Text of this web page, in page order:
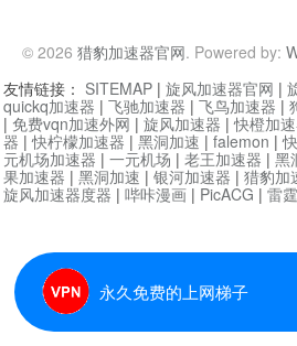
© 2026 猎豹加速器官网. Powered by:
永久免费的上网梯子
友情链接： SITEMAP | 旋风加速器官网 |
quickq加速器 | 飞驰加速器 | 飞鸟加速器 |
| 免费vqn加速外网 | 旋风加速器 |快橙加
器 |快柠檬加速器 | 黑洞加速 | falemon |
元机场加速器 | 一元机场 | 老王加速器 | 黑
果加速器 | 黑洞加速 | 银河加速器 | 猎豹加
旋风加速器度器 | 哔咔漫画 | PicACG | 雷